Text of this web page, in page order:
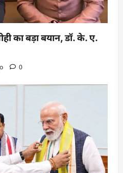
का बड़ा बयान, डॉ. के. ए.
0